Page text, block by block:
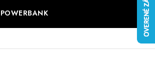
POWERBANK